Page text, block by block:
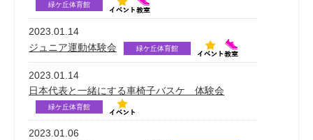
緑ケ丘体育館
2023.01.14
ジュニア運動体験会
緑ケ丘体育館
2023.01.14
日本代表と一緒にする車椅子バスケ 体験会
緑ケ丘体育館
2023.01.06